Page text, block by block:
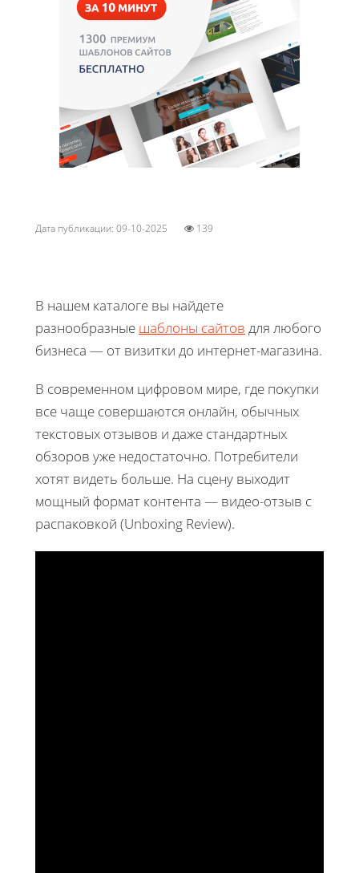
Дата публикации: 09-10-2025 139
В нашем каталоге вы найдете
разнообразные шаблоны сайтов для любого
бизнеса — от визитки до интернет-магазина.
В современном цифровом мире, где покупки
все чаще совершаются онлайн, обычных
текстовых отзывов и даже стандартных
обзоров уже недостаточно. Потребители
хотят видеть больше. На сцену выходит
мощный формат контента — видео-отзыв с
распаковкой (Unboxing Review).